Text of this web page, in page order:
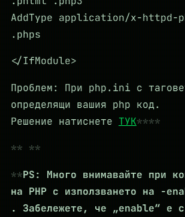
AddType application/x-httpd-
.phps
</IfModule>
Проблем: При php.ini с
определящи вашия php код.
Решение натиснете ТУК
PS: Много внимавайте при
на PHP с използването на -
. Забележете, че „enable“ е